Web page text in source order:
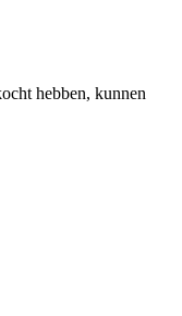
hebben, kunnen